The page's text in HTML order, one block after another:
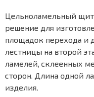
Цельноламельный
решение для
площадок перехода и
лестницы на второй
ламелей, склеенных
сторон. Длина одной
изделия.